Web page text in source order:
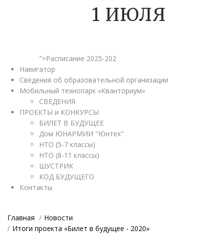
1 ИЮЛЯ
">Расписание 2025-202
Навигатор
Сведения об образовательной организации
Мобильный технопарк «Кванториум»
СВЕДЕНИЯ
ПРОЕКТЫ и КОНКУРСЫ
БИЛЕТ В БУДУЩЕЕ
Дом ЮНАРМИИ "Юнтех"
НТО (5-7 классы)
НТО (8-11 классы)
ШУСТРИК
КОД БУДУЩЕГО
Контакты
Главная
Новости
Итоги проекта «Билет в будущее - 2020»